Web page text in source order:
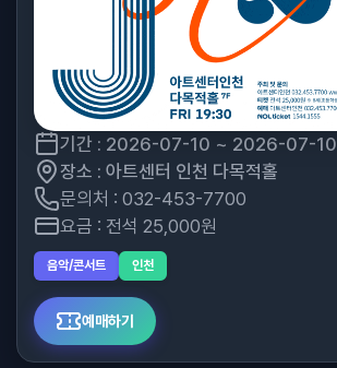
기간 : 2026-07-10 ~ 2026-07-10
장소 : 아트센터 인천 다목적홀
문의처 : 032-453-7700
요금 : 전석 25,000원
음악/콘서트 인천
예매하기